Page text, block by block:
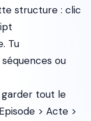
structure : clic
Tu
ou
garder tout le
> Acte >